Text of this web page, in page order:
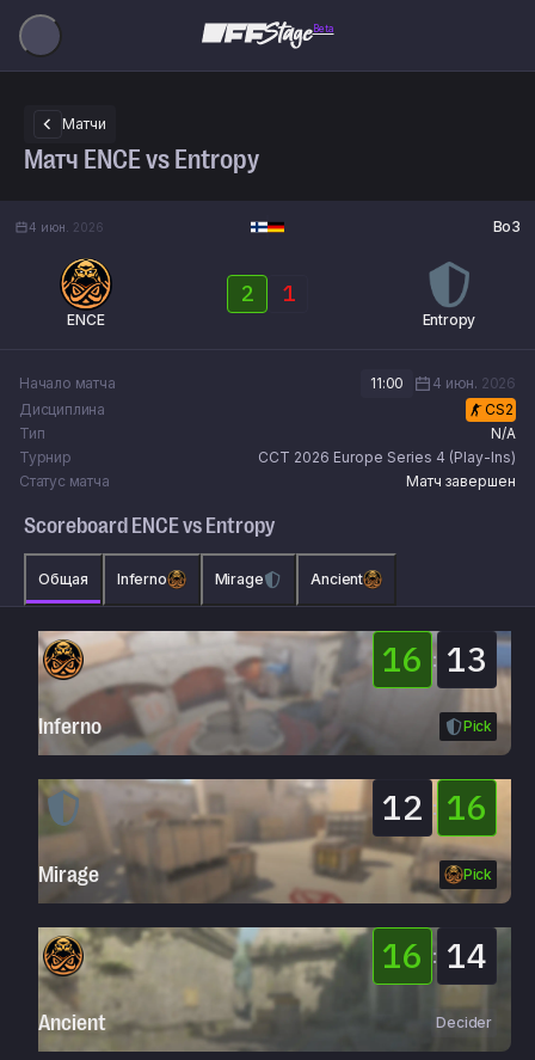
Beta
Матчи
Матч ENCE vs Entropy
4 июн. 2026 Bo3
ENCE
2 1
Entropy
Начало матча 11:00 4 июн. 2026
Дисциплина
CS2
Тип
N/A
Турнир
CCT 2026 Europe Series 4 (Play-Ins)
Статус матча
Матч завершен
Scoreboard ENCEvs Entropy
Общая Inferno Mirage Ancient
16 : 13
Inferno Pick
12 : 16
Mirage Pick
16 : 14
Ancient Decider